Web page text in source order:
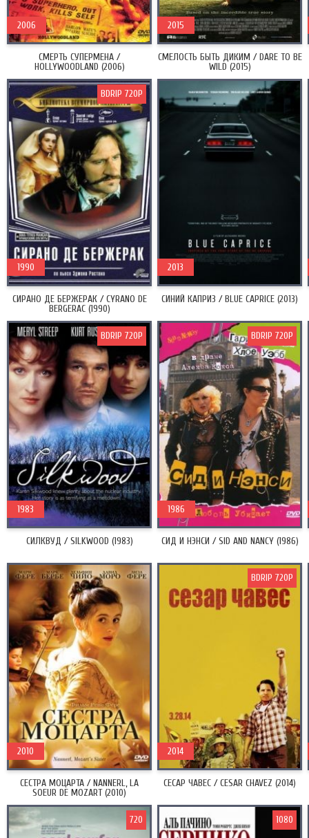
СМЕРТЬ СУПЕРМЕНА /
HOLLYWOODLAND (2006)
2006
СМЕЛОСТЬ БЫТЬ ДИКИМ / DARE TO BE
WILD (2015)
2015
СИРАНО ДЕ БЕРЖЕРАК / CYRANO DE
BERGERAC (1990)
1990
BDRIP 720P
СИНИЙ КАПРИЗ / BLUE CAPRICE (2013)
2013
СИЛКВУД / SILKWOOD (1983)
1983
BDRIP 720P
СИД И НЭНСИ / SID AND NANCY (1986)
1986
BDRIP 720P
СЕСТРА МОЦАРТА / NANNERL, LA
SOEUR DE MOZART (2010)
2010
СЕСАР ЧАВЕС / CESAR CHAVEZ (2014)
2014
BDRIP 720P
720 1080